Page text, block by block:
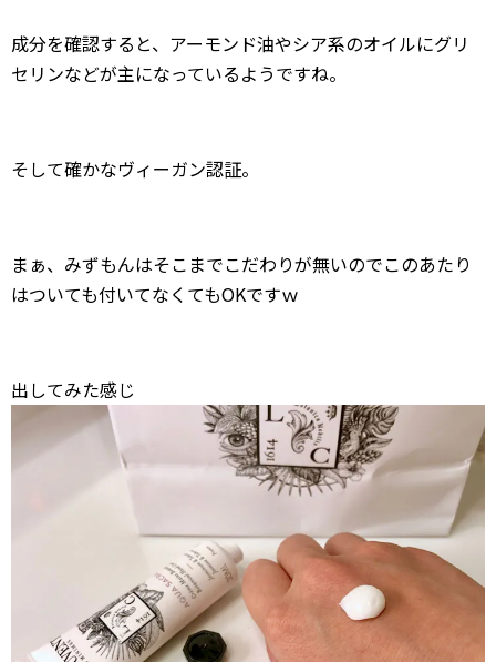
成分を確認すると、アーモンド油やシア系のオイルにグリ
セリンなどが主になっているようですね。
そして確かなヴィーガン認証。
まぁ、みずもんはそこまでこだわりが無いのでこのあたり
はついても付いてなくてもOKですｗ
出してみた感じ